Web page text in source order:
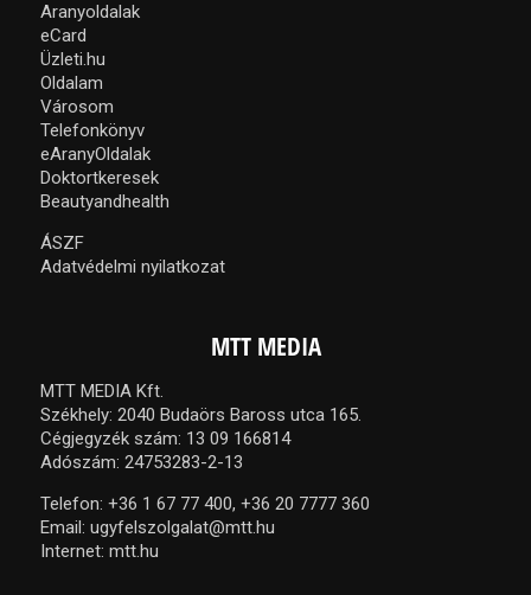
Aranyoldalak
eCard
Üzleti.hu
Oldalam
Városom
Telefonkönyv
eAranyOldalak
Doktortkeresek
Beautyandhealth
ÁSZF
Adatvédelmi nyilatkozat
MTT MEDIA
MTT MEDIA Kft.
Székhely: 2040 Budaörs Baross utca 165.
Cégjegyzék szám: 13 09 166814
Adószám: 24753283-2-13
Telefon: +36 1 67 77 400, +36 20 7777 360
Email: ugyfelszolgalat@mtt.hu
Internet: mtt.hu